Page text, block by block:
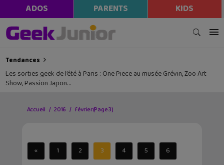
ADOS PARENTS KIDS
Tendances
Les sorties geek de l’été à Paris : One Piece au musée Grévin, Zoo Art
Show, Passion Japon…
Accueil 2016 février(Page 3)
« 1 2 3 4 5 6